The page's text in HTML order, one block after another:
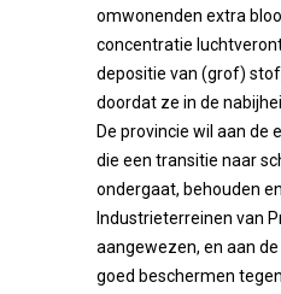
omwonenden extra
concentratie
depositie van (grof)
doordat ze in de
De provincie wil aan de
die een transitie naar
ondergaat, behouden
Industrieterreinen van
aangewezen, en aan
goed beschermen